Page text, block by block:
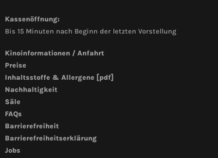
Kassenöffnung:
Bis 15 Minuten nach Beginn der letzten Vorstellung
Kinoinformationen / Anfahrt
Preise
Inhaltsstoffe & Allergene [pdf]
Nachhaltigkeit
Säle
FAQs
Barrierefreiheit
Barrierefreiheitserklärung
Jobs